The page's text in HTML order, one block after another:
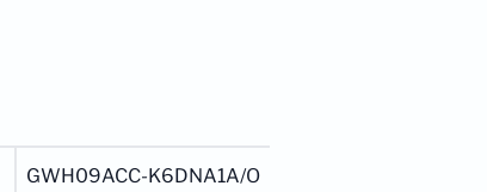
GWH09ACC-K6DNA1A/O